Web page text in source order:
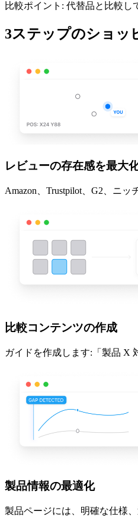
比較ポイント: 代替品と比較し
3ステップのショッ
レビューの存在感を最大
Amazon、Trustpilot、G2、ニ
比較コンテンツの作成
ガイドを作成します:「製品 X
製品情報の最適化
製品ページには、明確な仕様